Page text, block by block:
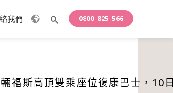
我們
搜
0800-825-566
福斯高頂雙乘座位復康巴士，10